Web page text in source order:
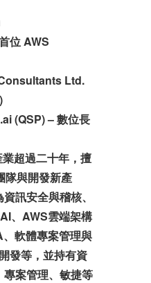
位 AWS
Ltd.
(QSP) – 數位長
超過二十年，擅
隊與開發新產
訊安全與稽核、
、AWS雲端架構
軟體專案管理與
發等，並持有資
案管理、敏捷等